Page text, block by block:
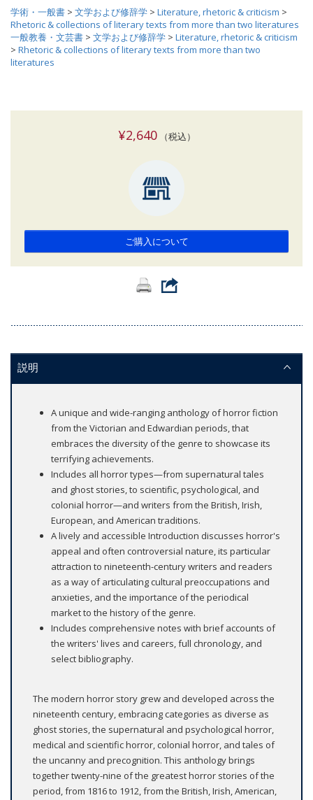
学術・一般書 > 文学および修辞学 > Literature, rhetoric & criticism >
Rhetoric & collections of literary texts from more than two literatures
一般教養・文芸書 > 文学および修辞学 > Literature, rhetoric & criticism
> Rhetoric & collections of literary texts from more than two
literatures
¥2,640（税込）
ご購入について
説明
A unique and wide-ranging anthology of horror fiction
from the Victorian and Edwardian periods, that
embraces the diversity of the genre to showcase its
terrifying achievements.
Includes all horror types—from supernatural tales
and ghost stories, to scientific, psychological, and
colonial horror—and writers from the British, Irish,
European, and American traditions.
A lively and accessible Introduction discusses horror's
appeal and often controversial nature, its particular
attraction to nineteenth-century writers and readers
as a way of articulating cultural preoccupations and
anxieties, and the importance of the periodical
market to the history of the genre.
Includes comprehensive notes with brief accounts of
the writers' lives and careers, full chronology, and
select bibliography.
The modern horror story grew and developed across the
nineteenth century, embracing categories as diverse as
ghost stories, the supernatural and psychological horror,
medical and scientific horror, colonial horror, and tales of
the uncanny and precognition. This anthology brings
together twenty-nine of the greatest horror stories of the
period, from 1816 to 1912, from the British, Irish, American,